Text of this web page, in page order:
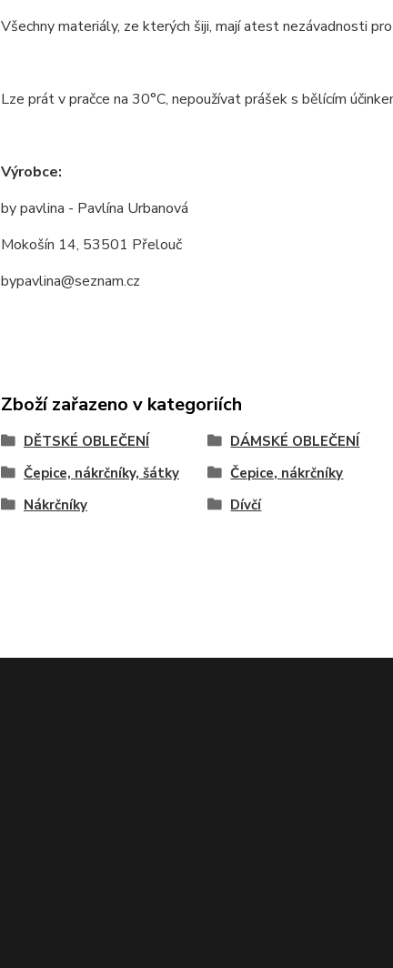
Všechny materiály, ze kterých šiji, mají atest nezávadnosti
Lze prát v pračce na 30°C, nepoužívat prášek s bělícím
Výrobce:
by pavlina - Pavlína Urbanová
Mokošín 14, 53501 Přelouč
bypavlina@seznam.cz
Zboží zařazeno v kategoriích
DĚTSKÉ OBLEČENÍ DÁMSKÉ OBLEČENÍ
Čepice, nákrčníky, šátky
Čepice, nákrčníky
Nákrčníky
Dívčí